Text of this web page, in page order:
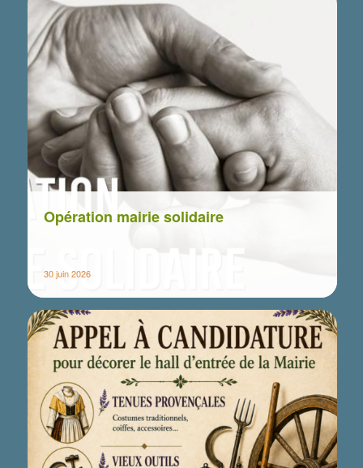
Opération mairie solidaire
30 juin 2026
Abonnez-vous